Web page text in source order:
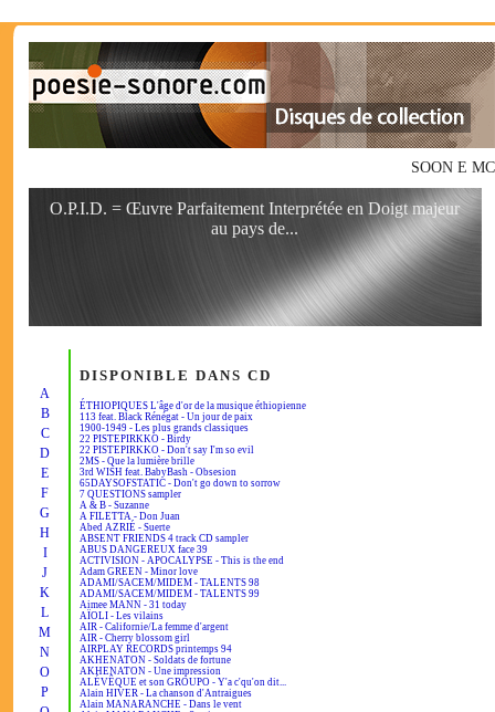
SOON E
O.P.I.D. = Œuvre Parfaitement Interprétée en Doigt majeur
au pays de...
A
B
C
D
E
F
G
H
I
J
K
L
M
N
O
P
DISPONIBLE DANS CD
ÉTHIOPIQUES L'âge d'or de la musique éthiopienne
113 feat. Black Rénégat - Un jour de paix
1900-1949 - Les plus grands classiques
22 PISTEPIRKKO - Birdy
22 PISTEPIRKKO - Don't say I'm so evil
2MS - Que la lumière brille
3rd WISH feat. BabyBash - Obsesion
65DAYSOFSTATIC - Don't go down to sorrow
7 QUESTIONS sampler
A & B - Suzanne
A FILETTA - Don Juan
Abed AZRIÉ - Suerte
ABSENT FRIENDS 4 track CD sampler
ABUS DANGEREUX face 39
ACTIVISION - APOCALYPSE - This is the end
Adam GREEN - Minor love
ADAMI/SACEM/MIDEM - TALENTS 98
ADAMI/SACEM/MIDEM - TALENTS 99
Aimee MANN - 31 today
AÏOLI - Les vilains
AIR - Californie/La femme d'argent
AIR - Cherry blossom girl
AIRPLAY RECORDS printemps 94
AKHENATON - Soldats de fortune
AKHENATON - Une impression
ALÉVÊQUE et son GROUPO - Y'a c'qu'on dit...
Alain HIVER - La chanson d'Antraigues
Alain MANARANCHE - Dans le vent